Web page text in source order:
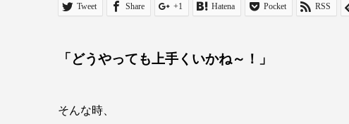
Tweet Share +1 Hatena Pocket RSS
「どうやっても上手くいかね～！」
そんな時、